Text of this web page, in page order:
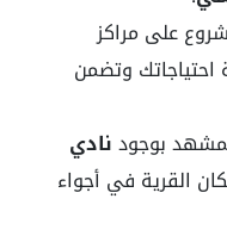
على مراكز
احتياجاتك وتضمن
بوجودنادي
القرية في أجواء